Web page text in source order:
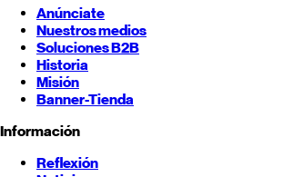
Anúnciate
Nuestros medios
Soluciones B2B
Historia
Misión
Banner-Tienda
Información
Reflexión